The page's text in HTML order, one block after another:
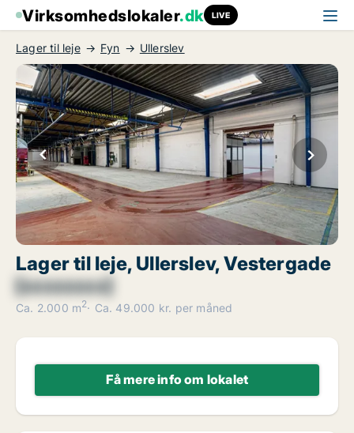
Virksomhedslokaler.dk LIVE
Lager til leje Fyn Ullerslev
Lager til leje, Ullerslev, Vestergade
[xxxxxxxx]
Ca. 2.000 m2 Ca. 49.000 kr. per måned
Få mere info om lokalet